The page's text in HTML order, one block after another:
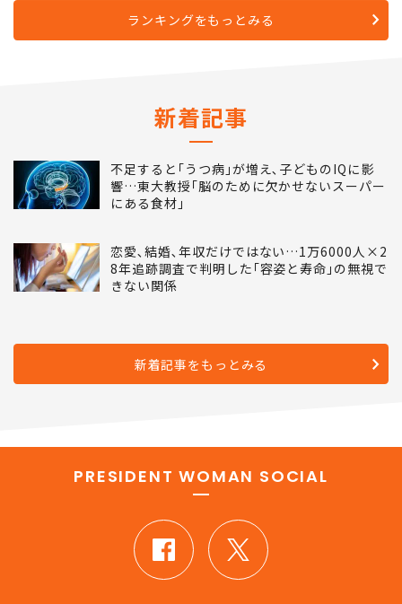
ランキングをもっとみる
新着記事
不足すると｢うつ病｣が増え､子どものIQに影
響…東大教授｢脳のために欠かせないスーパー
にある食材｣
恋愛､結婚､年収だけではない…1万6000人×2
8年追跡調査で判明した｢容姿と寿命｣の無視で
きない関係
新着記事をもっとみる
PRESIDENT WOMAN SOCIAL